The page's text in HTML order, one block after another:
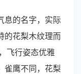
息的名字，实际
的花梨木纹理而
飞行姿态优雅
雀鹰不同，花梨